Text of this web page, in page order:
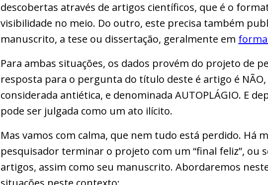
descobertas através de artigos científicos, que é o
visibilidade no meio. Do outro, este precisa também
manuscrito, a tese ou dissertação, geralmente em
Para ambas situações, os dados provém do projeto de
resposta para o pergunta do título deste é artigo é NÃO,
considerada antiética, e denominada AUTOPLÁGIO. E
pode ser julgada como um ato ilícito.
Mas vamos com calma, que nem tudo está perdido. Há
pesquisador terminar o projeto com um “final feliz”, ou
artigos, assim como seu manuscrito. Abordaremos